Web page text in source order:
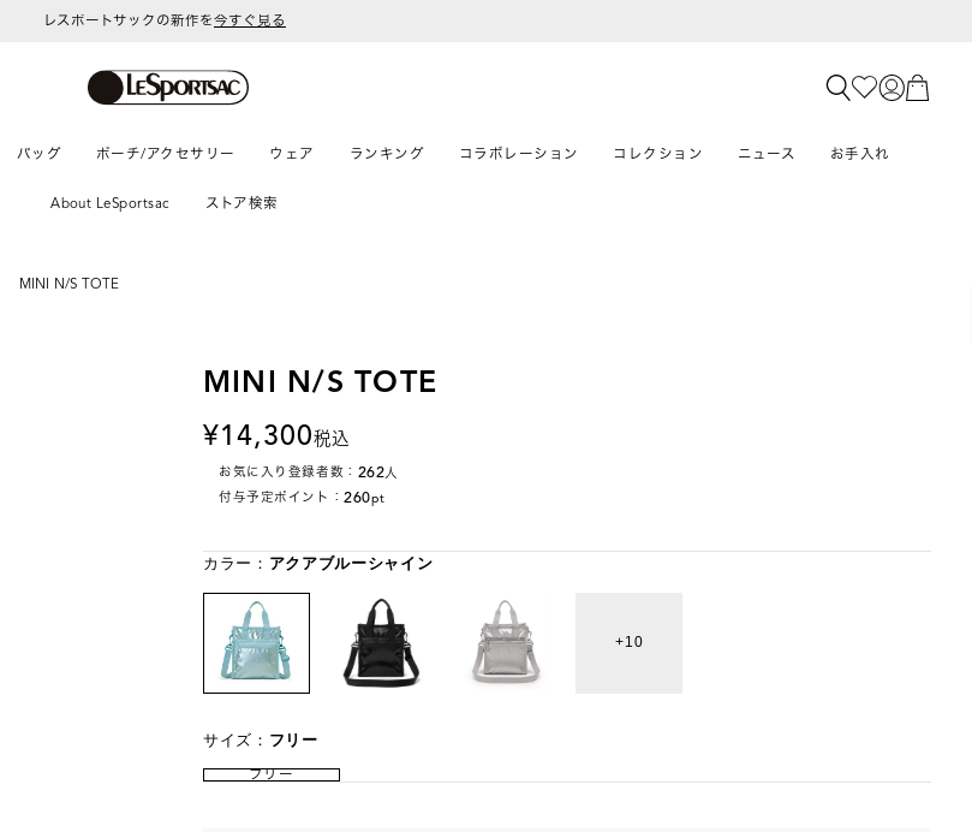
レスポートサックの新作を今すぐ見る
バッグ ポーチ/アクセサリー ウェア ランキング コラボレーション コレクション ニュース お手入れ
About LeSportsac ストア検索
MINI N/S TOTE
MINI N/S TOTE
14,300税込
お気に入り登録者数： 262人
付与予定ポイント：260pt
カラー： アクアブルーシャイン
10
サイズ： フリー
フリー